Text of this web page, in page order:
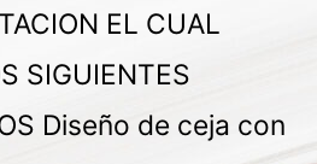
EL CUAL
SIGUIENTES
Diseño de ceja con